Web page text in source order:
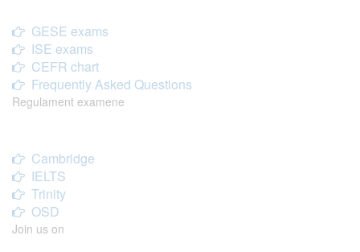
GESE exams
ISE exams
CEFR chart
Frequently Asked Questions
Regulament examene
Cambridge
IELTS
Trinity
OSD
Join us on